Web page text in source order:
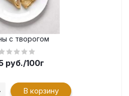
с творогом
руб./100г
В корзину